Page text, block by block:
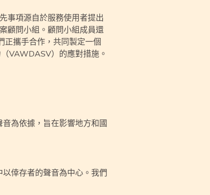
事項源自於服務使用者提出
顧問小組。顧問小組成員還
正攜手合作，共同製定一個
VAWDASV）的應對措施。
為依據，旨在影響地方和國
倖存者的聲音為中心。我們